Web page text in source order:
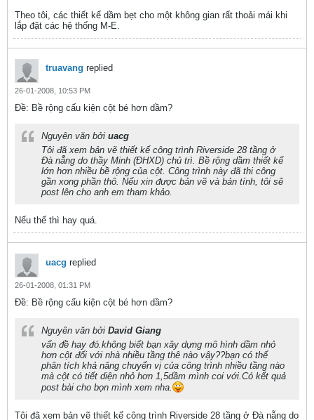
Theo tôi, các thiết kế dầm bẹt cho một không gian rất thoải mái khi
lắp đặt các hệ thống M-E.
truavang replied
26-01-2008, 10:53 PM
Ðề: Bề rộng cấu kiện cột bé hơn dầm?
Nguyên văn bởi uacg
Tôi đã xem bản vẽ thiết kế công trình Riverside 28 tầng ở
Đà nẵng do thầy Minh (ĐHXD) chủ trì. Bề rộng dầm thiết kế
lớn hơn nhiều bề rộng của cột. Công trình này đã thi công
gần xong phần thô. Nếu xin được bản vẽ và bản tính, tôi sẽ
post lên cho anh em tham khảo.
Nếu thế thì hay quá.
uacg replied
26-01-2008, 01:31 PM
Ðề: Bề rộng cấu kiện cột bé hơn dầm?
Nguyên văn bởi David Giang
vấn đề hay đó.không biết bạn xây dựng mô hình dầm nhỏ
hơn cột đối với nhà nhiều tầng thê nào vậy??bạn có thể
phân tích khả năng chuyển vị của công trình nhiều tầng nào
mà cột có tiết diện nhỏ hơn 1,5dầm mình coi với.Có kết quả
post bài cho bọn mình xem nha.
Tôi đã xem bản vẽ thiết kế công trình Riverside 28 tầng ở Đà nẵng do